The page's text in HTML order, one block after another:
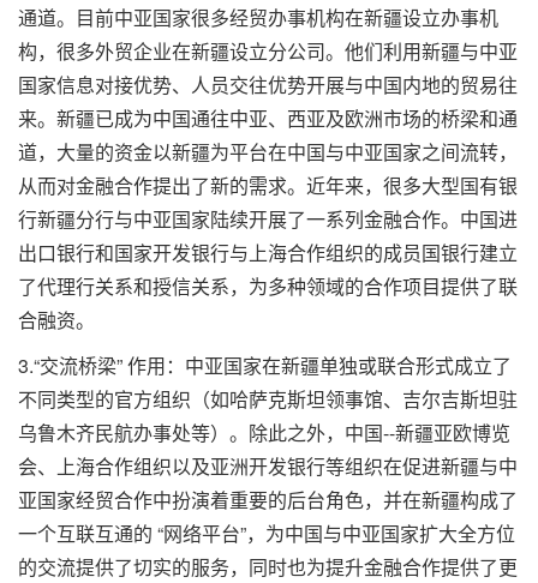
通道。目前中亚国家很多经贸办事机构在新疆设立办事机
构，很多外贸企业在新疆设立分公司。他们利用新疆与中亚
国家信息对接优势、人员交往优势开展与中国内地的贸易往
来。新疆已成为中国通往中亚、西亚及欧洲市场的桥梁和通
道，大量的资金以新疆为平台在中国与中亚国家之间流转，
从而对金融合作提出了新的需求。近年来，很多大型国有银
行新疆分行与中亚国家陆续开展了一系列金融合作。中国进
出口银行和国家开发银行与上海合作组织的成员国银行建立
了代理行关系和授信关系，为多种领域的合作项目提供了联
合融资。
3.“交流桥梁” 作用：中亚国家在新疆单独或联合形式成立了
不同类型的官方组织（如哈萨克斯坦领事馆、吉尔吉斯坦驻
乌鲁木齐民航办事处等）。除此之外，中国--新疆亚欧博览
会、上海合作组织以及亚洲开发银行等组织在促进新疆与中
亚国家经贸合作中扮演着重要的后台角色，并在新疆构成了
一个互联互通的 “网络平台”，为中国与中亚国家扩大全方位
的交流提供了切实的服务，同时也为提升金融合作提供了更